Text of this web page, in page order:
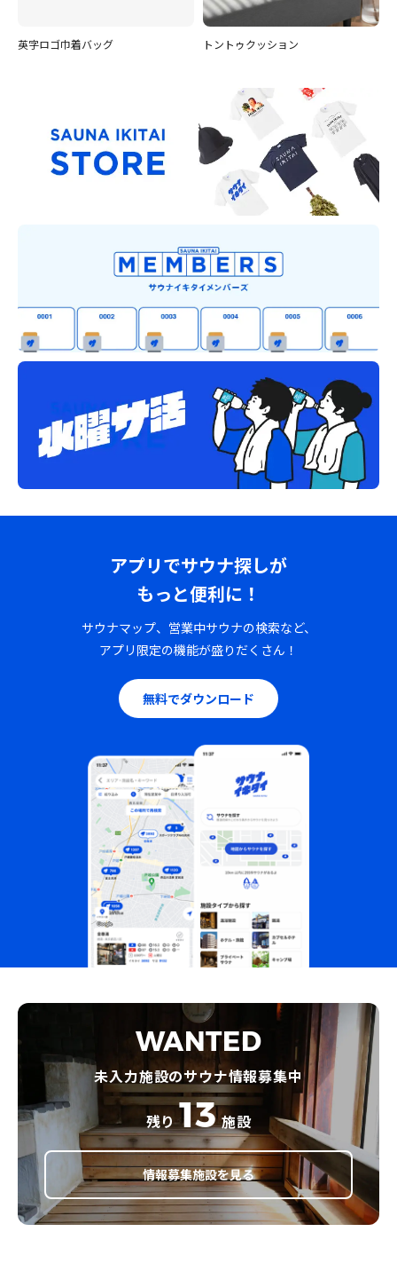
英字ロゴ巾着バッグ トントゥクッション
アプリでサウナ探しが
もっと便利に！
サウナマップ、営業中サウナの検索など、
アプリ限定の機能が盛りだくさん！
無料でダウンロード
WANTED
未入力施設のサウナ情報募集中
残り 13 施設
情報募集施設を見る